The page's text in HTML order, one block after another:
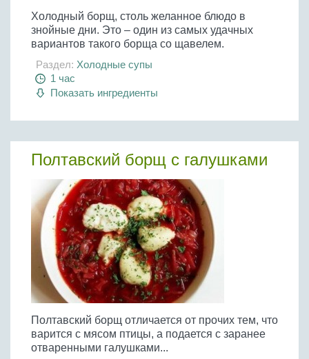
Холодный борщ, столь желанное блюдо в
знойные дни. Это – один из самых удачных
вариантов такого борща со щавелем.
Раздел: Холодные супы
1 час
Показать ингредиенты
Полтавский борщ с галушками
Полтавский борщ отличается от прочих тем, что
варится с мясом птицы, а подается с заранее
отваренными галушками...